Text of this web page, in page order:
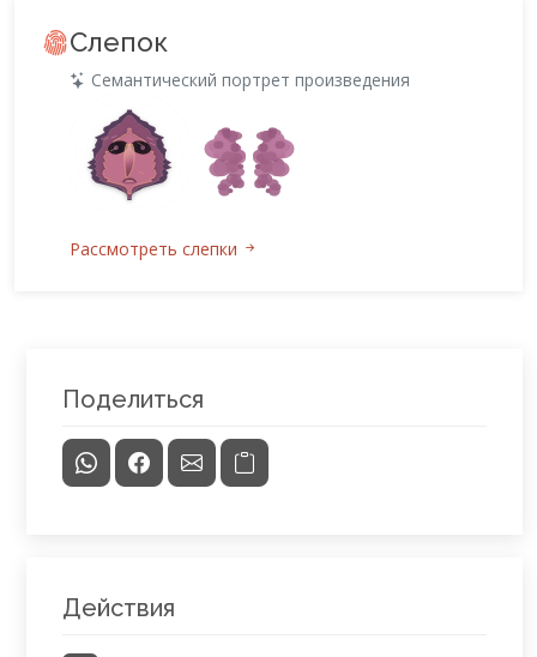
Слепок
Семантический портрет произведения
Рассмотреть слепки
Поделиться
Действия